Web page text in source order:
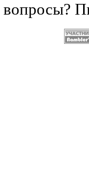
вопросы?